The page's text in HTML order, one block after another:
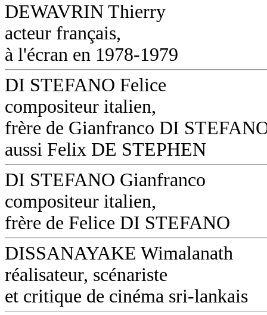
DEWAVRIN Thierry
acteur français,
à l'écran en 1978-1979
DI STEFANO Felice
compositeur italien,
frère de Gianfranco DI
aussi Felix DE STEPHEN
DI STEFANO Gianfranco
compositeur italien,
frère de Felice DI STEFANO
DISSANAYAKE Wimalanath
réalisateur, scénariste
et critique de cinéma sri-lankais